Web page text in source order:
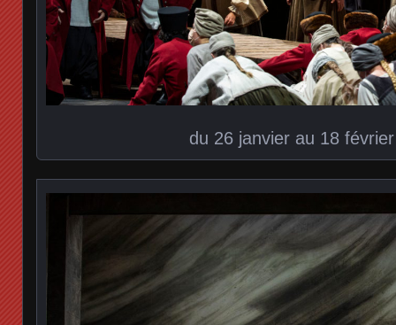
du 26 janvier au 18